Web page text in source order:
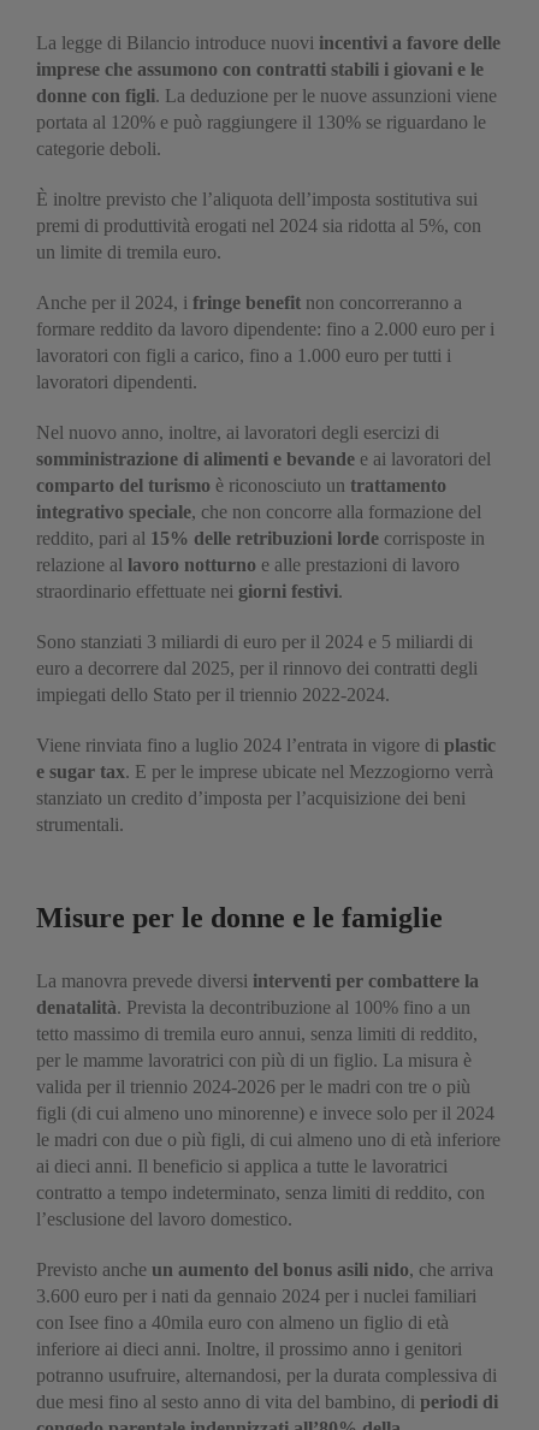
La legge di Bilancio introduce nuovi incentivi a favore delle
imprese che assumono con contratti stabili i giovani e le
donne con figli. La deduzione per le nuove assunzioni viene
portata al 120% e può raggiungere il 130% se riguardano le
categorie deboli.
È inoltre previsto che l’aliquota dell’imposta sostitutiva sui
premi di produttività erogati nel 2024 sia ridotta al 5%, con
un limite di tremila euro.
Anche per il 2024, i fringe benefit non concorreranno a
formare reddito da lavoro dipendente: fino a 2.000 euro per i
lavoratori con figli a carico, fino a 1.000 euro per tutti i
lavoratori dipendenti.
Nel nuovo anno, inoltre, ai lavoratori degli esercizi di
somministrazione di alimenti e bevande e ai lavoratori del
comparto del turismo è riconosciuto un trattamento
integrativo speciale, che non concorre alla formazione del
reddito, pari al 15% delle retribuzioni lorde corrisposte in
relazione al lavoro notturno e alle prestazioni di lavoro
straordinario effettuate nei giorni festivi.
Sono stanziati 3 miliardi di euro per il 2024 e 5 miliardi di
euro a decorrere dal 2025, per il rinnovo dei contratti degli
impiegati dello Stato per il triennio 2022-2024.
Viene rinviata fino a luglio 2024 l’entrata in vigore di plastic
e sugar tax. E per le imprese ubicate nel Mezzogiorno verrà
stanziato un credito d’imposta per l’acquisizione dei beni
strumentali.
Misure per le donne e le famiglie
La manovra prevede diversi interventi per combattere la
denatalità. Prevista la decontribuzione al 100% fino a un
tetto massimo di tremila euro annui, senza limiti di reddito,
per le mamme lavoratrici con più di un figlio. La misura è
valida per il triennio 2024-2026 per le madri con tre o più
figli (di cui almeno uno minorenne) e invece solo per il 2024
le madri con due o più figli, di cui almeno uno di età inferiore
ai dieci anni. Il beneficio si applica a tutte le lavoratrici
contratto a tempo indeterminato, senza limiti di reddito, con
l’esclusione del lavoro domestico.
Previsto anche un aumento del bonus asili nido, che arriva
3.600 euro per i nati da gennaio 2024 per i nuclei familiari
con Isee fino a 40mila euro con almeno un figlio di età
inferiore ai dieci anni. Inoltre, il prossimo anno i genitori
potranno usufruire, alternandosi, per la durata complessiva di
due mesi fino al sesto anno di vita del bambino, di periodi di